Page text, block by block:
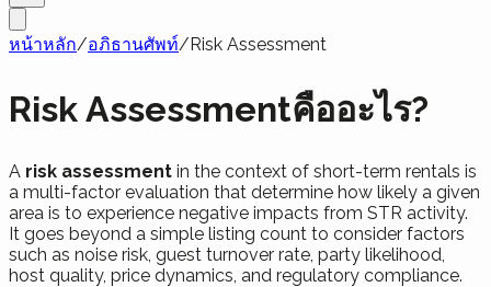
หน้าหลัก/อภิธานศัพท์/Risk Assessment
Risk Assessmentคืออะไร?
A risk assessment in the context of short-term rentals is
a multi-factor evaluation that determine how likely a given
area is to experience negative impacts from STR activity.
It goes beyond a simple listing count to consider factors
such as noise risk, guest turnover rate, party likelihood,
host quality, price dynamics, and regulatory compliance.